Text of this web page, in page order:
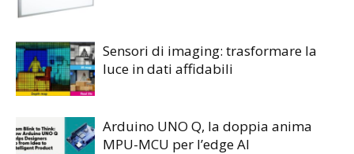
Sensori di imaging: trasformare la
luce in dati affidabili
Arduino UNO Q, la doppia anima
MPU-MCU per l’edge AI